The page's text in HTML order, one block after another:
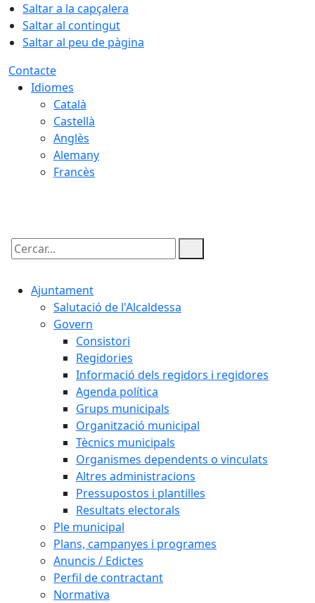
Saltar a la capçalera
Saltar al contingut
Saltar al peu de pàgina
Contacte
Idiomes
Català
Castellà
Anglès
Alemany
Francès
Cercar:
Ajuntament
Salutació de l'Alcaldessa
Govern
Consistori
Regidories
Informació dels regidors i regidores
Agenda política
Grups municipals
Organització municipal
Tècnics municipals
Organismes dependents o vinculats
Altres administracions
Pressupostos i plantilles
Resultats electorals
Ple municipal
Plans, campanyes i programes
Anuncis / Edictes
Perfil de contractant
Normativa